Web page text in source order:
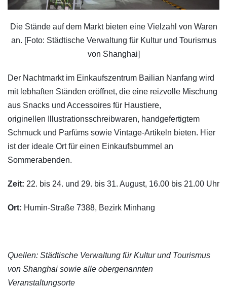
Die Stände auf dem Markt bieten eine Vielzahl von Waren
an. [Foto: Städtische Verwaltung für Kultur und Tourismus
von Shanghai]
Der Nachtmarkt im Einkaufszentrum Bailian Nanfang wird
mit lebhaften Ständen eröffnet, die eine reizvolle Mischung
aus Snacks und Accessoires für Haustiere,
originellen Illustrationsschreibwaren, handgefertigtem
Schmuck und Parfüms sowie Vintage-Artikeln bieten. Hier
ist der ideale Ort für einen Einkaufsbummel an
Sommerabenden.
Zeit: 22. bis 24. und 29. bis 31. August, 16.00 bis 21.00 Uhr
Ort: Humin-Straße 7388, Bezirk Minhang
Quellen: Städtische Verwaltung für Kultur und Tourismus
von Shanghai sowie alle obergenannten
Veranstaltungsorte